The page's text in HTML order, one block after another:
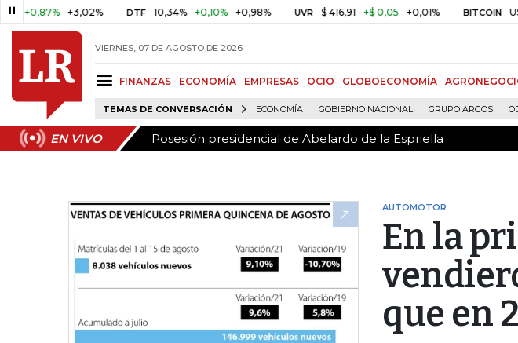
+3,02% DTF 10,34% +0,10% +0,98% UVR $ 416,91 +$ 0,05 +0,01% BITCOIN US$
VIERNES, 07 DE AGOSTO DE 2026
FINANZAS ECONOMÍA EMPRESAS OCIO GLOBOECONOMÍA
TEMAS DE CONVERSACIÓN ECONOMÍA GOBIERNO NACIONAL GRUPO ARGOS
EN VIVO Posesión presidencial de Abelardo de la Espriella
EN VIVO Posesión presidencial de Abelardo de la Espriella
AUTOMOTOR
En la
que en